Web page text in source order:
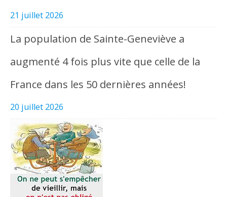
21 juillet 2026
La population de Sainte-Geneviève a
augmenté 4 fois plus vite que celle de la
France dans les 50 dernières années!
20 juillet 2026